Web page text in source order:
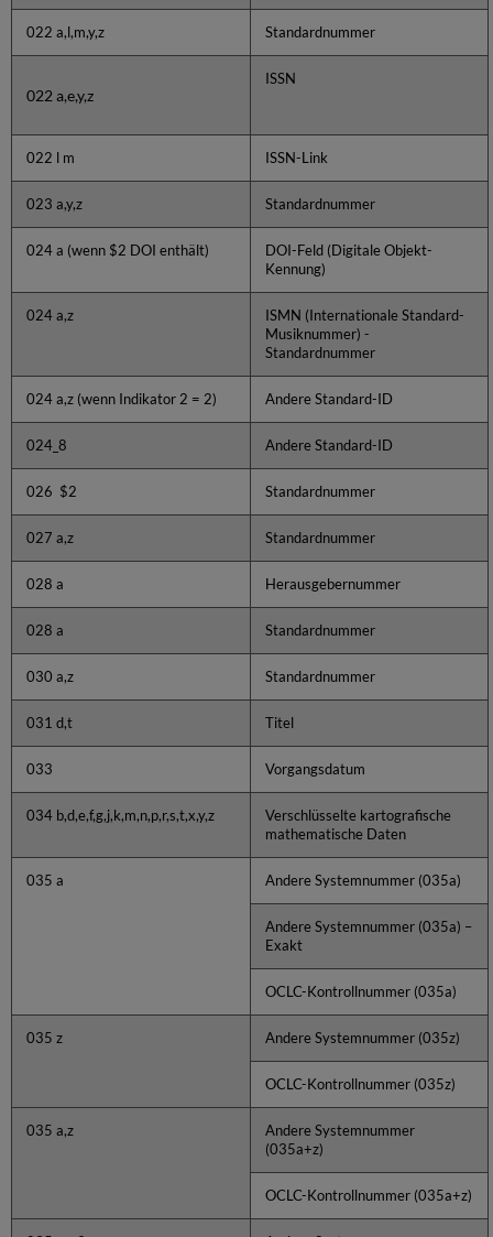
022 a,l,m,y,z Standardnummer
022 a,e,y,z
ISSN
022 l m ISSN-Link
023 a,y,z Standardnummer
024 a (wenn $2 DOI enthält)
DOI-Feld (Digitale Objekt-
Kennung)
024 a,z
ISMN (Internationale Standard-
Musiknummer) -
Standardnummer
024 a,z (wenn Indikator 2 = 2) Andere Standard-ID
024_8 Andere Standard-ID
026 $2 Standardnummer
027 a,z Standardnummer
028 a Herausgebernummer
028 a Standardnummer
030 a,z Standardnummer
031 d,t Titel
033 Vorgangsdatum
034 b,d,e,f,g,j,k,m,n,p,r,s,t,x,y,z
Verschlüsselte kartografische
mathematische Daten
035 a Andere Systemnummer (035a)
Andere Systemnummer (035a) –
Exakt
OCLC-Kontrollnummer (035a)
035 z Andere Systemnummer (035z)
OCLC-Kontrollnummer (035z)
035 a,z
Andere Systemnummer
(035a+z)
OCLC-Kontrollnummer (035a+z)